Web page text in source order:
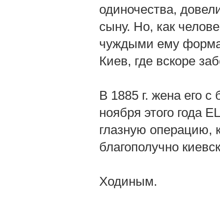
одиночества,
сыну. Но, как
чуждыми ему
Киев, где вскоре
В 1885 г. жена его
ноября этого года
глазную операцию,
благополучно
Ходиным.